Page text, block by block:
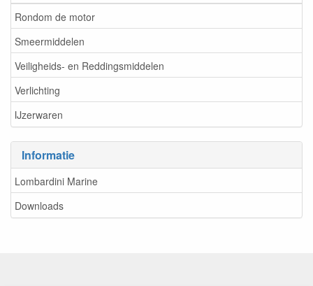
Rondom de motor
Smeermiddelen
Veiligheids- en Reddingsmiddelen
Verlichting
IJzerwaren
Informatie
Lombardini Marine
Downloads